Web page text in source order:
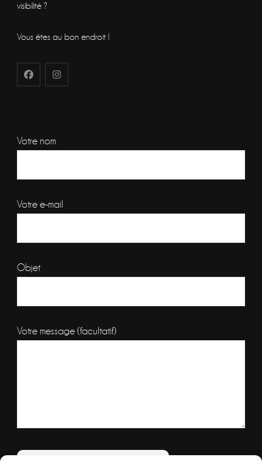
visibilité ?
Vous êtes au bon endroit !
Votre nom
Votre e-mail
Objet
Votre message (facultatif)